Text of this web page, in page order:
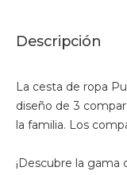
Descripción
La cesta de ropa
diseño de 3
la familia. Los
¡Descubre la